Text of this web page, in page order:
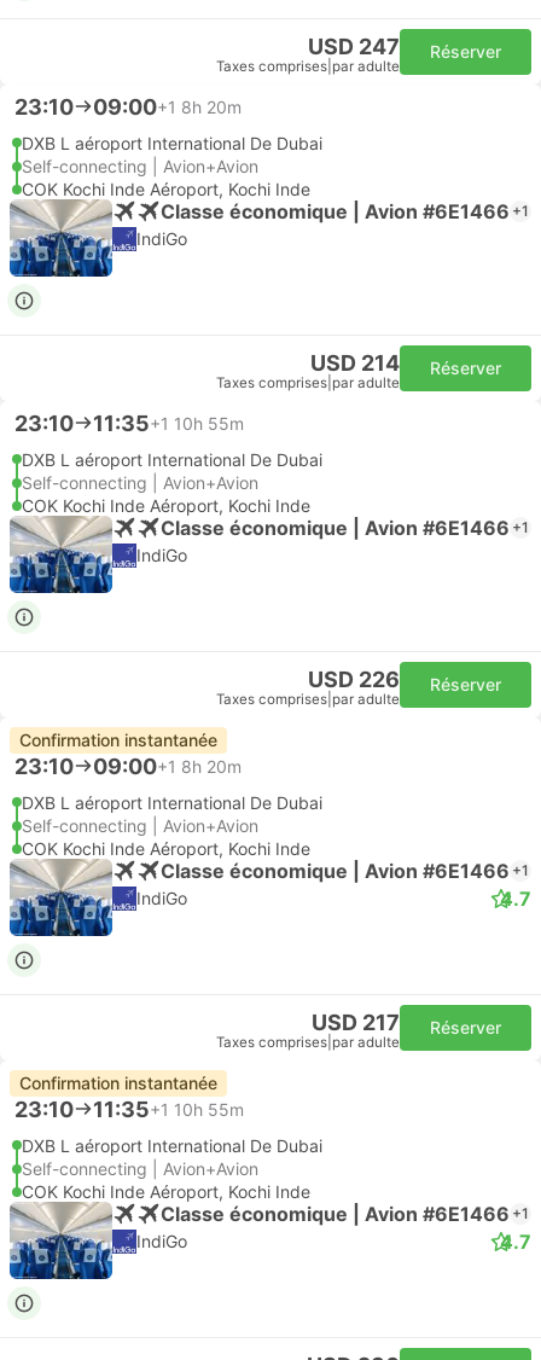
USD 247
Taxes comprises par adulte
Réserver
23:10 09:00+1 8h 20m
DXB L aéroport International De Dubai
Self-connecting | Avion+Avion
COK Kochi Inde Aéroport, Kochi Inde
Classe économique | Avion #6E1466 +1
IndiGo
USD 214
Taxes comprises par adulte
Réserver
23:10 11:35+1 10h 55m
DXB L aéroport International De Dubai
Self-connecting | Avion+Avion
COK Kochi Inde Aéroport, Kochi Inde
Classe économique | Avion #6E1466 +1
IndiGo
USD 226
Taxes comprises par adulte
Réserver
Confirmation instantanée
23:10 09:00+1 8h 20m
DXB L aéroport International De Dubai
Self-connecting | Avion+Avion
COK Kochi Inde Aéroport, Kochi Inde
Classe économique | Avion #6E1466 +1
IndiGo 4.7
USD 217
Taxes comprises par adulte
Réserver
Confirmation instantanée
23:10 11:35+1 10h 55m
DXB L aéroport International De Dubai
Self-connecting | Avion+Avion
COK Kochi Inde Aéroport, Kochi Inde
Classe économique | Avion #6E1466 +1
IndiGo 4.7